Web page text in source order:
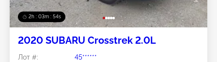
2h : 03m : 51s
2020 SUBARU Crosstrek 2.0L
Лот #:
45******